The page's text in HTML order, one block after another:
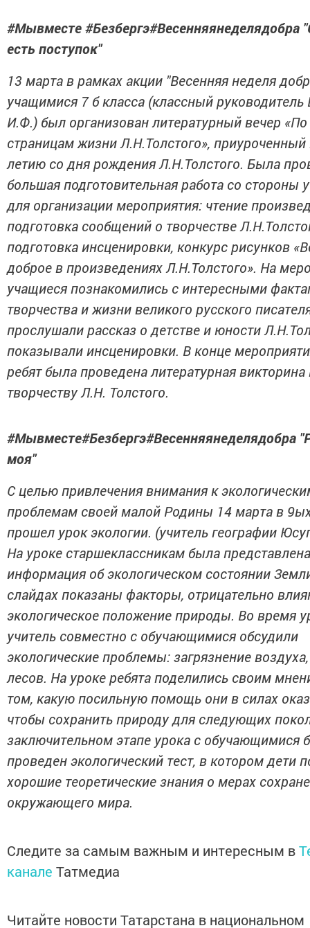
#Мывместе #Безбергэ#Весенняянеделядобра
есть поступок"
13 марта в рамках акции "Весенняя неделя
учащимися 7 б класса (классный руководитель
И.Ф.) был организован литературный вечер «По
страницам жизни Л.Н.Толстого», приуроченный
летию со дня рождения Л.Н.Толстого. Была
большая подготовительная работа со стороны
для организации мероприятия: чтение
подготовка сообщений о творчестве
подготовка инсценировки, конкурс рисунков
доброе в произведениях Л.Н.Толстого». На
учащиеся познакомились с интересными
творчества и жизни великого русского
прослушали рассказ о детстве и юности
показывали инсценировки. В конце
ребят была проведена литературная викторина
творчеству Л.Н. Толстого.
#Мывместе#Безбергэ#Весенняянеделядобра
моя"
С целью привлечения внимания к
проблемам своей малой Родины 14 марта в
прошел урок экологии. (учитель географии
На уроке старшеклассникам была представлена
информация об экологическом состоянии
слайдах показаны факторы, отрицательно
экологическое положение природы. Во время
учитель совместно с обучающимися обсудили
экологические проблемы: загрязнение
лесов. На уроке ребята поделились своим
том, какую посильную помощь они в силах
чтобы сохранить природу для следующих
заключительном этапе урока с обучающимися
проведен экологический тест, в котором дети
хорошие теоретические знания о мерах
окружающего мира.
Следите за самым важным и интересным в
канале Татмедиа
Читайте новости Татарстана в национальном